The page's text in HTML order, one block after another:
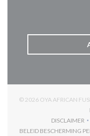
© 2026 OYA AFRICAN
DISCLAIMER
BELEID BESCHERMING